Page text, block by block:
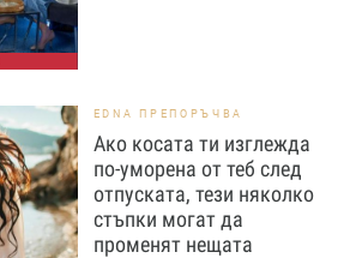
EDNA ПРЕПОРЪЧВА
Ако косата ти изглежда
по-уморена от теб след
отпуската, тези няколко
стъпки могат да
променят нещата